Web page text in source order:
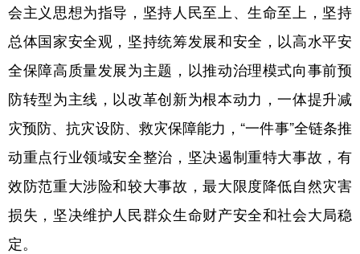
学术中国 乡村振兴 溯源中国
城市
彩票 娱乐 时尚 悦读
公益 一带一路 亚太网 上市公司
文化产业
地方频道
会主义思想为指导，坚持人民至上、生命至上，坚持
总体国家安全观，坚持统筹发展和安全，以高水平安
全保障高质量发展为主题，以推动治理模式向事前预
防转型为主线，以改革创新为根本动力，一体提升减
灾预防、抗灾设防、救灾保障能力，“一件事”全链条推
动重点行业领域安全整治，坚决遏制重特大事故，有
效防范重大涉险和较大事故，最大限度降低自然灾害
损失，坚决维护人民群众生命财产安全和社会大局稳
定。